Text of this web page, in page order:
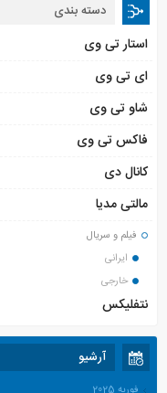
دسته بندی
استار تی وی
ای تی وی
شاو تی وی
فاکس تی وی
کانال دی
مالتی مدیا
فیلم و سریال
ایرانی
خارجی
نتفلیکس
آرشیو